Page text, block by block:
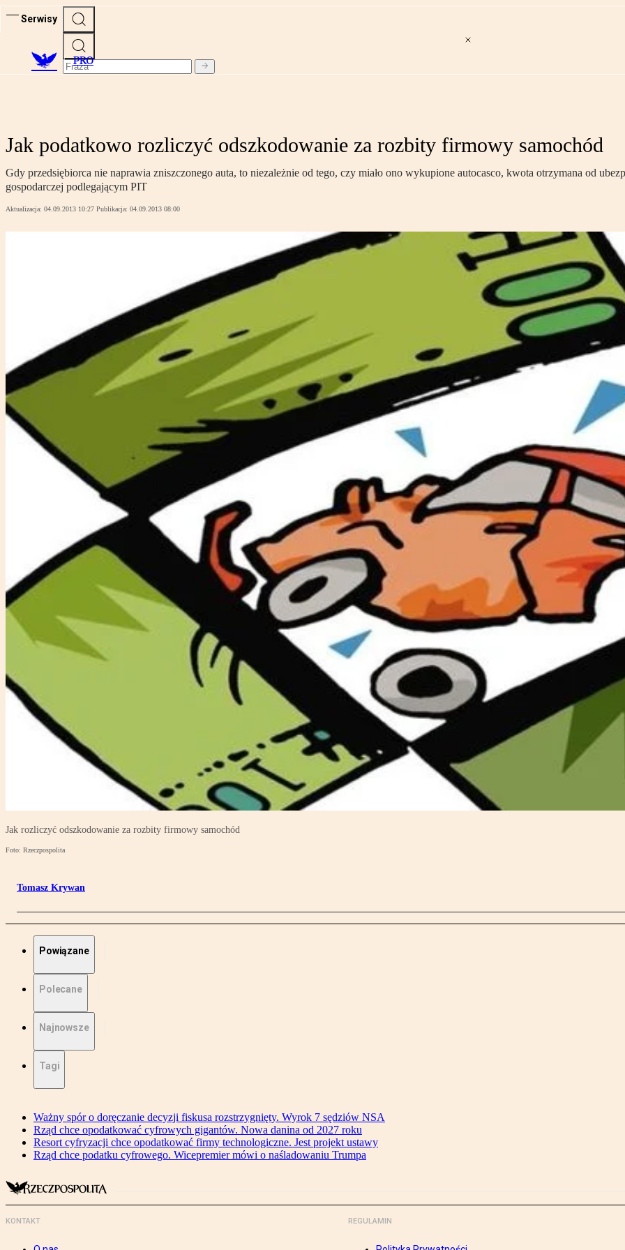
Serwisy
PRO
Jak podatkowo rozliczyć odszkodowanie za rozbity firmowy samochód
Gdy przedsiębiorca nie naprawia zniszczonego auta, to niezależnie od tego, czy miało ono wykupione autocasco, kwota otrzymana od
gospodarczej podlegającym PIT
Aktualizacja: 04.09.2013 10:27 Publikacja: 04.09.2013 08:00
Jak rozliczyć odszkodowanie za rozbity firmowy samochód
Foto: Rzeczpospolita
Tomasz Krywan
Powiązane
Polecane
Najnowsze
Tagi
Ważny spór o doręczanie decyzji fiskusa rozstrzygnięty. Wyrok 7 sędziów NSA
Rząd chce opodatkować cyfrowych gigantów. Nowa danina od 2027 roku
Resort cyfryzacji chce opodatkować firmy technologiczne. Jest projekt ustawy
Rząd chce podatku cyfrowego. Wicepremier mówi o naśladowaniu Trumpa
KONTAKT REGULAMIN